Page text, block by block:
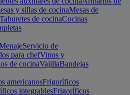
y sillas de cocinaMesas de
Taburetes de cocinaCocinas
Servicio de
para chefVinos y
de cocinaVajillaBandejas
americanosFrigoríficos
integrablesFrigoríficos